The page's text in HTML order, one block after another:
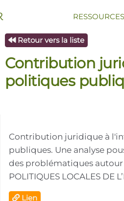
RESSOURCES
Retour vers la liste
Contribution
politiques
Contribution juridique à
publiques. Une analyse
des problématiques autour
POLITIQUES LOCALES DE
Lien